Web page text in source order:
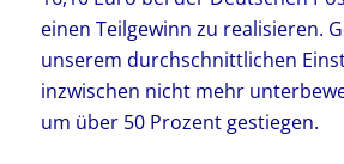
einen Teilgewinn zu realisieren.
unserem durchschnittlichen
inzwischen nicht mehr
um über 50 Prozent gestiegen.